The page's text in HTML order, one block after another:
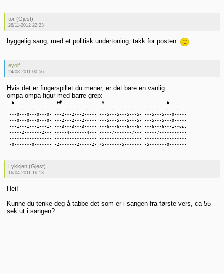
tor (Gjest)
28/11-2012 22:23
hyggelig sang, med et politisk undertoning, takk for posten
eyolf
24/08-2011 00:56
Hvis det er fingerspillet du mener, er det bare en vanlig
ompa-ompa-figur med barre-grep:
  E                 F#                A                         E
  :   .   .   .     :   .   .   .     :   .   .   .     :   .   .   .
|---0---0---0---0-|---2---2---2-----|---5---5---5---5-|---5---5---0-----
|---0---0---0---0-|---2---2---2-----|---5---5---5---5-|---5---5---0-----
|---1---1---1---1-|---3---3---3-----|---6---6---6---6-|---6---6---1--osv
|-----2-------2---|-----4-------4---|-----7-------7---|-----7-----------
|-----------------|-----------------|-----------------|-----------------
Lykkjen (Gjest)
16/04-2011 16:13
Hei!
Kunne du tenke deg å tabbe det som er i sangen fra første vers, ca 55
sek ut i sangen?